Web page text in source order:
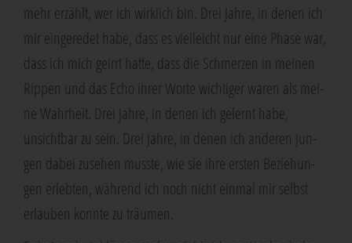
mehr erzählt, wer ich wirk­lich bin. Drei Jah­re, in denen ich
mir ein­ge­re­det habe, dass es viel­leicht nur eine Pha­se war,
dass ich mich geirrt hat­te, dass die Schmer­zen in mei­nen
Rip­pen und das Echo ihrer Wor­te wich­ti­ger waren als mei­
ne Wahr­heit. Drei Jah­re, in denen ich gelernt habe,
unsicht­bar zu sein. Drei Jah­re, in denen ich ande­ren Jun­
gen dabei zuse­hen muss­te, wie sie ihre ers­ten Bezie­hun­
gen erleb­ten, wäh­rend ich noch nicht ein­mal mir selbst
erlau­ben konn­te zu träumen.